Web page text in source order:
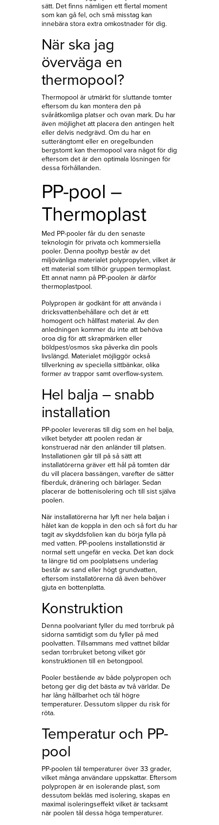
sätt. Det finns nämligen ett flertal moment
som kan gå fel, och små misstag kan
innebära stora extra omkostnader för dig.
När ska jag
överväga en
thermopool?
Thermopool är utmärkt för sluttande tomter
eftersom du kan montera den på
svåråtkomliga platser och ovan mark. Du har
även möjlighet att placera den antingen helt
eller delvis nedgrävd. Om du har en
sutterängtomt eller en oregelbunden
bergstomt kan thermopool vara något för dig
eftersom det är den optimala lösningen för
dessa förhållanden.
PP-pool –
Thermoplast
Med PP-pooler får du den senaste
teknologin för privata och kommersiella
pooler. Denna pooltyp består av det
miljövänliga materialet polypropylen, vilket är
ett material som tillhör gruppen termoplast.
Ett annat namn på PP-poolen är därför
thermoplastpool.
Polypropen är godkänt för att använda i
dricksvattenbehållare och det är ett
homogent och hållfast material. Av den
anledningen kommer du inte att behöva
oroa dig för att skrapmärken eller
böldpest/osmos ska påverka din pools
livslängd. Materialet möjliggör också
tillverkning av speciella sittbänkar, olika
former av trappor samt overflow-system.
Hel balja – snabb
installation
PP-pooler levereras till dig som en hel balja,
vilket betyder att poolen redan är
konstruerad när den anländer till platsen.
Installationen går till på så sätt att
installatörerna gräver ett hål på tomten där
du vill placera bassängen, varefter de sätter
fiberduk, dränering och bärlager. Sedan
placerar de bottenisolering och till sist själva
poolen.
När installatörerna har lyft ner hela baljan i
hålet kan de koppla in den och så fort du har
tagit av skyddsfolien kan du börja fylla på
med vatten. PP-poolens installationstid är
normal sett ungefär en vecka. Det kan dock
ta längre tid om poolplatsens underlag
består av sand eller högt grundvatten,
eftersom installatörerna då även behöver
gjuta en bottenplatta.
Konstruktion
Denna poolvariant fyller du med torrbruk på
sidorna samtidigt som du fyller på med
poolvatten. Tillsammans med vattnet bildar
sedan torrbruket betong vilket gör
konstruktionen till en betongpool.
Pooler bestående av både polypropen och
betong ger dig det bästa av två världar. De
har lång hållbarhet och tål högre
temperaturer. Dessutom slipper du risk för
röta.
Temperatur och PP-
pool
PP-poolen tål temperaturer över 33 grader,
vilket många användare uppskattar. Eftersom
polypropen är en isolerande plast, som
dessutom bekläs med isolering, skapas en
maximal isoleringseffekt vilket är tacksamt
när poolen tål dessa höga temperaturer.